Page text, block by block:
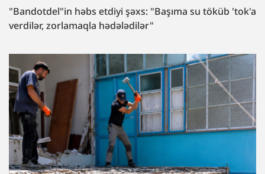
"Bandotdel"in həbs etdiyi şəxs: "Başıma su töküb 'tok'a
verdilər, zorlamaqla hədələdilər"